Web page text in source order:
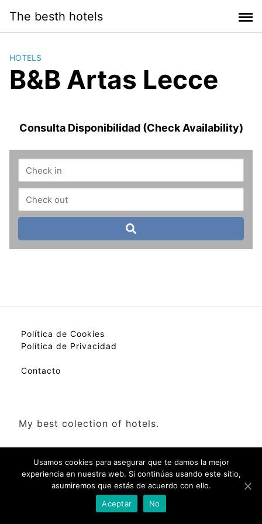
contenido
The besth hotels
HOTELS
B&B Artas Lecce
Consulta Disponibilidad (Check Availability)
Política de Cookies
Política de Privacidad
Contacto
My best colection of hotels.
Usamos cookies para asegurar que te damos la mejor
experiencia en nuestra web. Si continúas usando este sitio,
asumiremos que estás de acuerdo con ello.
Aceptar
No
Check Availability(Disponibilidad)